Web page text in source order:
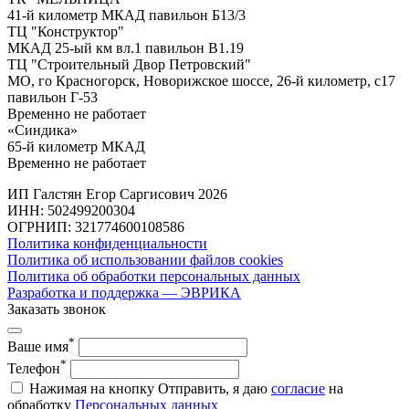
41-й километр МКАД павильон Б13/3
ТЦ "Конструктор"
МКАД 25-ый км вл.1 павильон В1.19
ТЦ "Строительный Двор Петровский"
МО, го Красногорск, Новорижское шоссе, 26-й километр, с17
павильон Г-53
Временно не работает
«Синдика»
65-й километр МКАД
Временно не работает
ИП Галстян Егор Саргисович 2026
ИНН: 502499200304
ОГРНИП: 321774600108586
Политика конфиденциальности
Политика об использовании файлов cookies
Политика об обработки персональных данных
Разработка и поддержка — ЭВРИКА
Заказать звонок
Ваше имя*
Телефон*
Нажимая на кнопку Отправить, я даю согласие на
обработку Персональных данных